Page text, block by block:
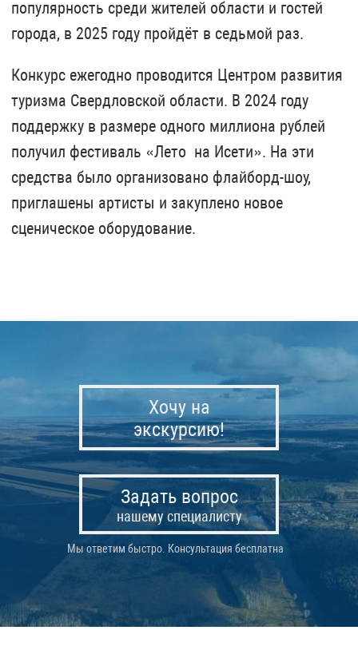
популярность среди жителей области и гостей
города, в 2025 году пройдёт в седьмой раз.
Конкурс ежегодно проводится Центром развития
туризма Свердловской области. В 2024 году
поддержку в размере одного миллиона рублей
получил фестиваль «Лето на Исети». На эти
средства было организовано флайборд-шоу,
приглашены артисты и закуплено новое
сценическое оборудование.
Хочу на
экскурсию!
Задать вопрос
нашему специалисту
Мы ответим быстро. Консультация бесплатна